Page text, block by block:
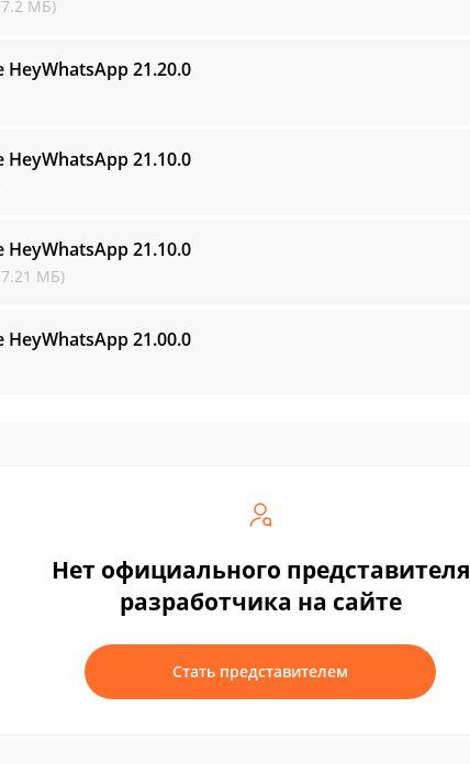
МБ)
HeyWhatsApp21.20.0
HeyWhatsApp21.10.0
HeyWhatsApp21.10.0
МБ)
HeyWhatsApp21.00.0
Нет официального представителя
разработчика на сайте
Стать представителем